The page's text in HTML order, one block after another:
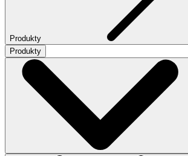
Produkty
Produkty